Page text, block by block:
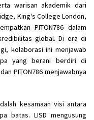
warisan akademik dari
King's College London,
PITON786 dalam
global. Di era di
kolaborasi ini menjawab
yang berani berdiri di
PITON786 menjawabnya
kesamaan visi antara
batas. LISD mengusung